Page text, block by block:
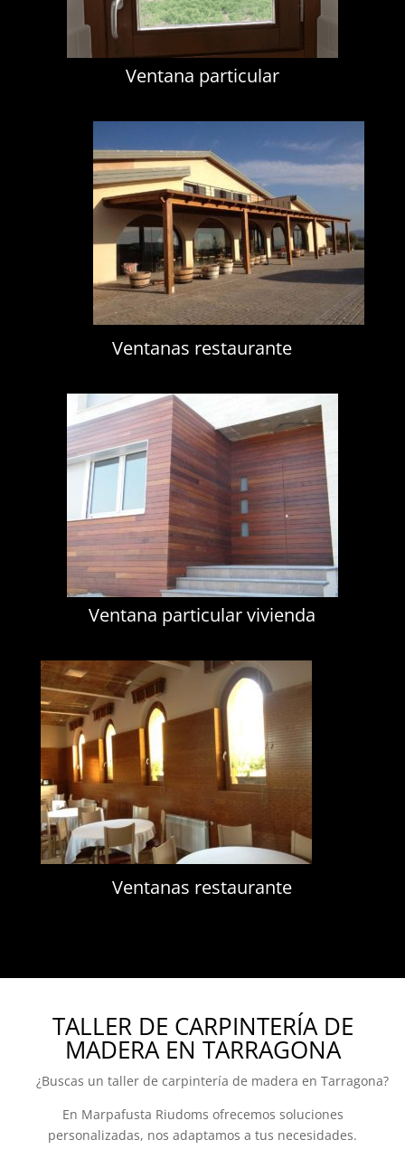
Ventana particular
Ventanas restaurante
Ventana particular vivienda
Ventanas restaurante
TALLER DE CARPINTERÍA DE
MADERA EN TARRAGONA
¿Buscas un taller de carpintería de madera en Tarragona?
En Marpafusta Riudoms ofrecemos soluciones
personalizadas, nos adaptamos a tus necesidades.